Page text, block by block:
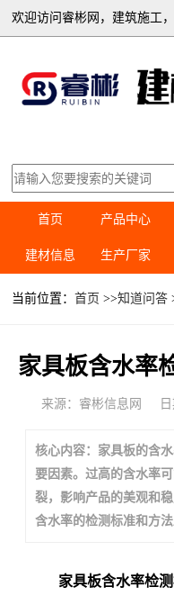
欢迎访问睿彬网，建筑施工
首页 产品中心
建材信息 生产厂家
当前位置：首页 >>知道问答
家具板含水率
来源：睿彬信息网
核心内容：家具板的含
要因素。过高的含水率
裂，影响产品的美观和
含水率的检测标准和方法
家具板含水率检